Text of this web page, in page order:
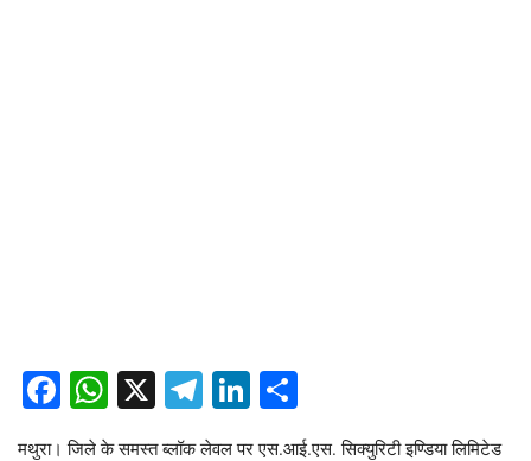
Facebook
WhatsApp
X Telegram
LinkedIn
मथुरा। जिले के समस्त ब्लॉक लेवल पर एस.आई.एस. सिक्युरिटी इण्डिया लिमिटेड